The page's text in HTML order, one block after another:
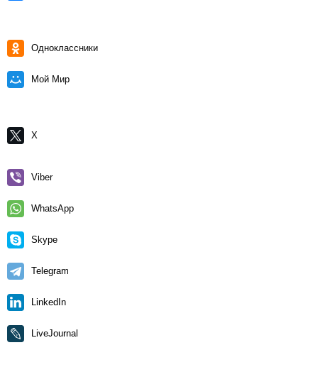
Одноклассники
Мой Мир
X
Viber
WhatsApp
Skype
Telegram
LinkedIn
LiveJournal